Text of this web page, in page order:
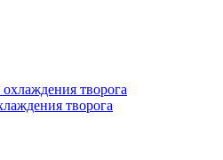
творога